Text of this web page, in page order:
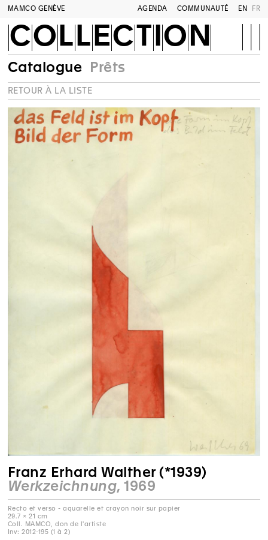
MAMCO GENÈVE AGENDA COMMUNAUTÉ EN FR
COLLECTION
Catalogue Prêts
RETOUR À LA LISTE
Franz Erhard Walther (*1939)
Werkzeichnung, 1969
Recto et verso - aquarelle et crayon noir sur papier
29.7 × 21 cm
Coll. MAMCO, don de l'artiste
Inv: 2012-195 (1 à 2)